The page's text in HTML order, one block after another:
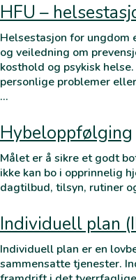
HFU –
Helsestasjon for
og veiledning om
kosthold og psykisk
personlige problemer
…
Hybeloppfølging
Målet er å sikre et godt
ikke kan bo i opprinnelig
dagtilbud, tilsyn, rutiner
Individuell plan
Individuell plan er en
sammensatte tjenester.